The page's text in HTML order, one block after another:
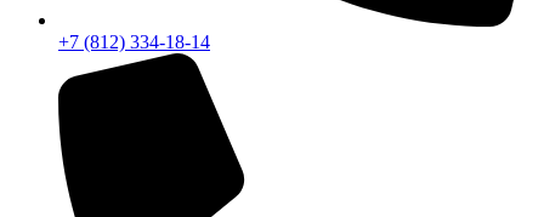
+7 (812) 334-18-14